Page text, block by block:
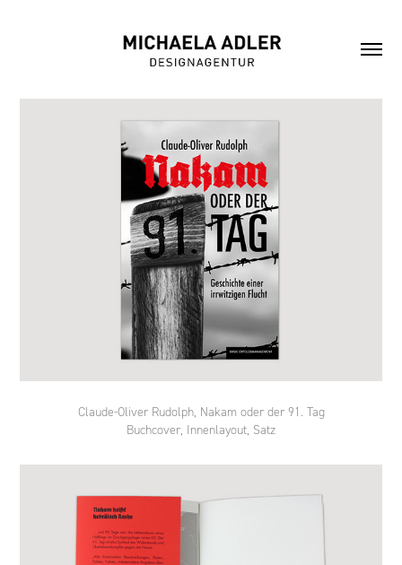
Claude-Oliver Rudolph, Nakam oder der 91. Tag
Buchcover, Innenlayout, Satz